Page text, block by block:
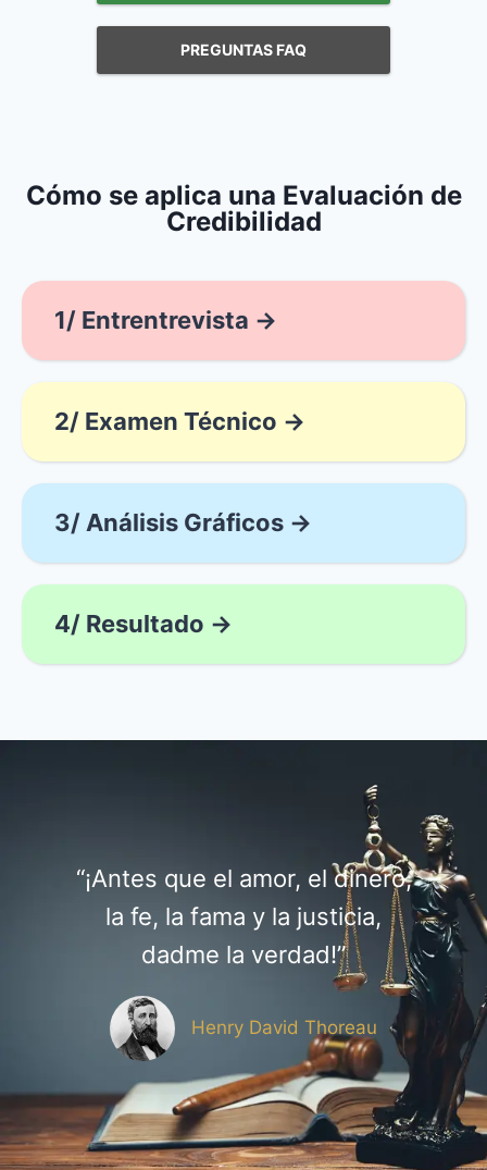
PREGUNTAS FAQ
Cómo se aplica una Evaluación de
Credibilidad
1/ Entrentrevista →
2/ Examen Técnico →
3/ Análisis Gráficos →
4/ Resultado →
“¡Antes que el amor, el dinero,
la fe, la fama y la justicia,
dadme la verdad!”
Henry David Thoreau